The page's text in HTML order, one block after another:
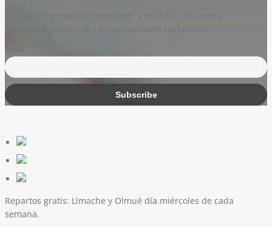
Repartos gratis: Limache y Olmué día miércoles de cada
semana.